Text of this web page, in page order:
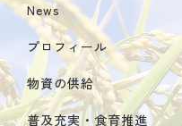
News
プロフィール
物資の供給
普及充実・食育推進